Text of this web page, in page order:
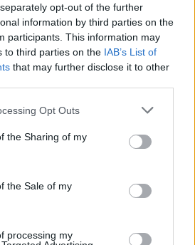
opt-out of the further
information by third parties on the
participants. This information may
to third parties on the IAB’s List of
that may further disclose it to other
app uses one or more Google
usage behaviour. You may click to
Google and its third-party tags to
specified purposes in below Google
Opt Outs
the Sharing of my
the Sale of my
processing my
την άμεση λήξη των
και καταδικάζει με
μπλόκοτης ανθρωπιστικής
στην ανακοίνωση.
Αγγλικών σε
στα χέρια σας